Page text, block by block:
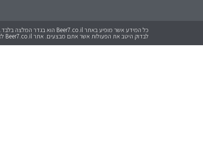
לבדוק היטב את הפעולות אשר אתם מבצעים. אתר Beer7.co.il לא לוקח אחריות על כל פעולה שתבצעו.